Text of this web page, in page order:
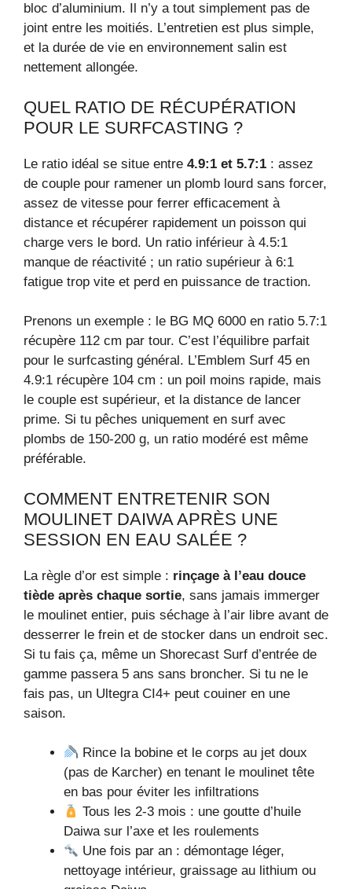
bloc d’aluminium. Il n’y a tout simplement pas de
joint entre les moitiés. L’entretien est plus simple,
et la durée de vie en environnement salin est
nettement allongée.
QUEL RATIO DE RÉCUPÉRATION
POUR LE SURFCASTING ?
Le ratio idéal se situe entre 4.9:1 et 5.7:1 : assez
de couple pour ramener un plomb lourd sans forcer,
assez de vitesse pour ferrer efficacement à
distance et récupérer rapidement un poisson qui
charge vers le bord. Un ratio inférieur à 4.5:1
manque de réactivité ; un ratio supérieur à 6:1
fatigue trop vite et perd en puissance de traction.
Prenons un exemple : le BG MQ 6000 en ratio 5.7:1
récupère 112 cm par tour. C’est l’équilibre parfait
pour le surfcasting général. L’Emblem Surf 45 en
4.9:1 récupère 104 cm : un poil moins rapide, mais
le couple est supérieur, et la distance de lancer
prime. Si tu pêches uniquement en surf avec
plombs de 150-200 g, un ratio modéré est même
préférable.
COMMENT ENTRETENIR SON
MOULINET DAIWA APRÈS UNE
SESSION EN EAU SALÉE ?
La règle d’or est simple : rinçage à l’eau douce
tiède après chaque sortie, sans jamais immerger
le moulinet entier, puis séchage à l’air libre avant de
desserrer le frein et de stocker dans un endroit sec.
Si tu fais ça, même un Shorecast Surf d’entrée de
gamme passera 5 ans sans broncher. Si tu ne le
fais pas, un Ultegra CI4+ peut couiner en une
saison.
Rince la bobine et le corps au jet doux
(pas de Karcher) en tenant le moulinet tête
en bas pour éviter les infiltrations
Tous les 2-3 mois : une goutte d’huile
Daiwa sur l’axe et les roulements
Une fois par an : démontage léger,
nettoyage intérieur, graissage au lithium ou